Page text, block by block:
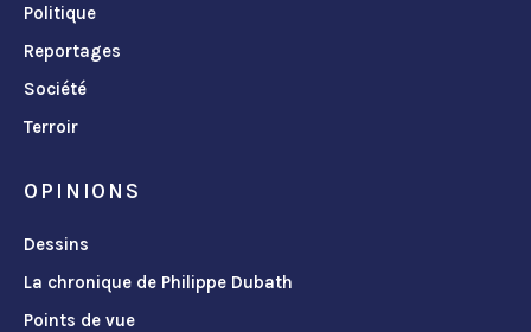
Politique
Reportages
Société
Terroir
OPINIONS
Dessins
La chronique de Philippe Dubath
Points de vue